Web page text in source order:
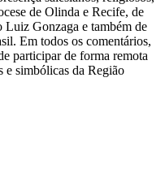
de Olinda e Recife, de
Luiz Gonzaga e também de
Em todos os comentários,
participar de forma remota
e simbólicas da Região